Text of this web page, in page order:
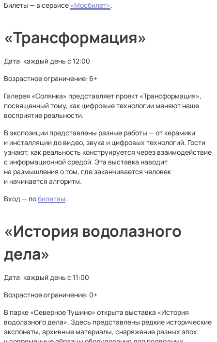
Билеты — в сервисе «Мосбилет».
«Трансформация»
Дата: каждый день с 12:00
Возрастное ограничение: 6+
Галерея «Солянка» представляет проект «Трансформация»,
посвященный тому, как цифровые технологии меняют наше
восприятие реальности.
В экспозиции представлены разные работы — от керамики
и инсталляции до видео, звука и цифровых технологий. Гости
узнают, как реальность конструируется через взаимодействие
с информационной средой. Эта выставка наводит
на размышления о том, где заканчивается человек
и начинается алгоритм.
Вход — побилетам.
«История водолазного
дела»
Дата: каждый день с 11:00
Возрастное ограничение: 0+
В парке «Северное Тушино» открыта выставка «История
водолазного дела». Здесь представлены редкие исторические
экспонаты, архивные материалы, снаряжение разных эпох